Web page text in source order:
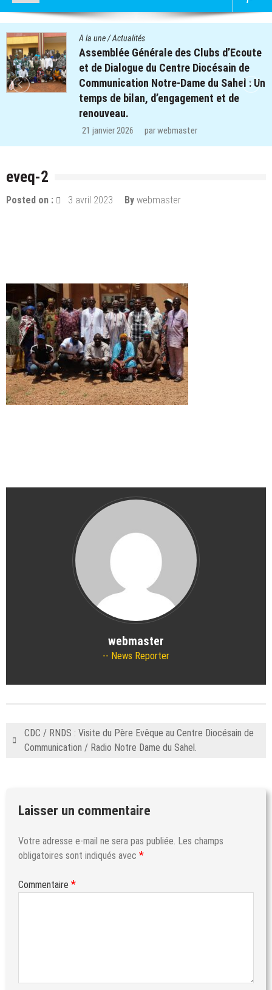
d’Ecoute
de
du Sahel : Un
Quatre cent soixante-
des clubs d’écoute du
retrouvent le chemin de
régions de Koulsé et de
eveq-2
Posted on : 3 avril 2023 By webmaster
webmaster
News Reporter
CDC / RNDS : Visite du Père Evêque au Centre Diocésain de
Communication / Radio Notre Dame du Sahel.
Laisser un commentaire
Votre adresse e-mail ne sera pas publiée. Les champs
obligatoires sont indiqués avec *
Commentaire *